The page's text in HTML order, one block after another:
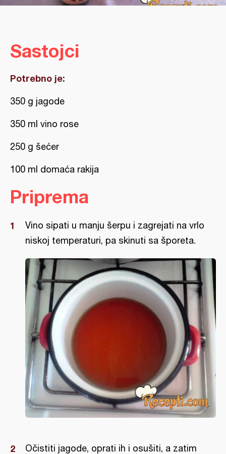
Sastojci
Potrebno je:
350 g jagode
350 ml vino rose
250 g šećer
100 ml domaća rakija
Priprema
Vino sipati u manju šerpu i zagrejati na vrlo
niskoj temperaturi, pa skinuti sa šporeta.
Očistiti jagode, oprati ih i osušiti, a zatim